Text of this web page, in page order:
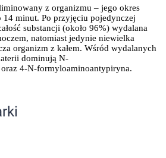
z organizmu – jego okres
14 minut. Po przyjęciu pojedynczej
substancji (około 96%) wydalana
natomiast jedynie niewielka
organizm z kałem. Wśród wydalanych
dominują N-
4-N-formyloaminoantypiryna.